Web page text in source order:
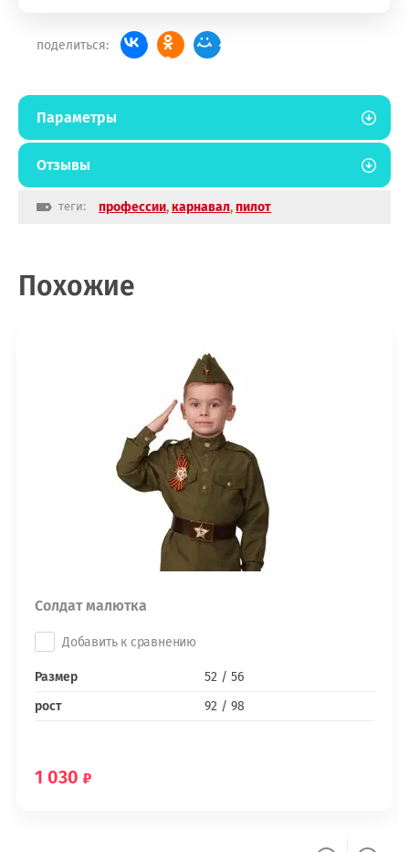
поделиться:
Параметры
Отзывы
теги: профессии,карнавал,пилот
Похожие
Солдат малютка
Добавить к сравнению
Размер
52 / 56
рост
92 / 98
1 030